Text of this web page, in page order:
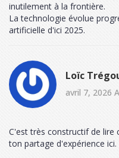
inutilement à la frontière.
La technologie évolue
artificielle d'ici 2025.
Loïc
avril 7, 2026
C'est très constructif de lire
ton partage d'expérience ici.